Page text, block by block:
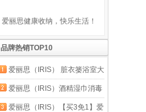
品牌热销TOP10
爱丽思（IRIS） 脏衣篓浴室大
号脏衣篓塑料洗衣篮装脏衣服
污衣篮子桶收纳筐衣篮
爱丽思（IRIS）酒精湿巾消毒
杀菌桶装湿纸巾厨房清洁马桶
爱丽思（IRIS）【买3免1】爱